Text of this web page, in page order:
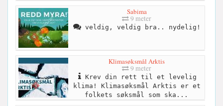
Sabima
9 meter
veldig, veldig bra.. nydelig!
Klimasøksmål Arktis
9 meter
Krev din rett til et levelig
klima! Klimasøksmål Arktis er et
folkets søksmål som ska...